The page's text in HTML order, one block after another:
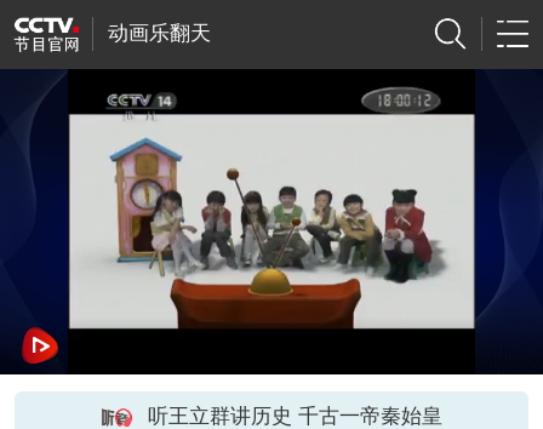
动画乐翻天
听王立群讲历史 千古一帝秦始皇